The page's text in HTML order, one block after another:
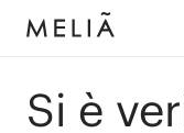
Si è